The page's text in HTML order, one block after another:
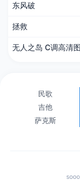
东风破
拯救
无人之岛 C调高清
民歌
吉他
萨克斯